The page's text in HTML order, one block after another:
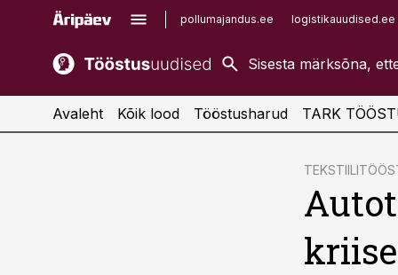
pollumajandus.ee logistikauudised.ee
kaubandus.ee
kinnisvarauudised.ee
imelineajalugu.ee
Avaleht Kõik lood Tööstusharud TARK